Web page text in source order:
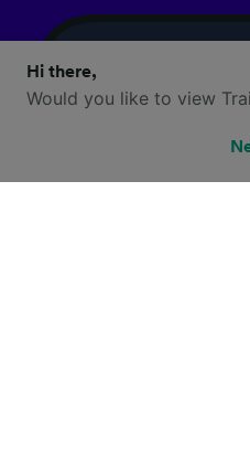
Hi there,
Would you like to view